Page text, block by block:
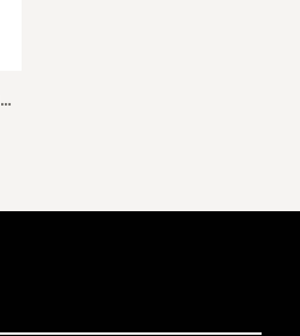
Lättbetongskruv försänkt, Protect 4